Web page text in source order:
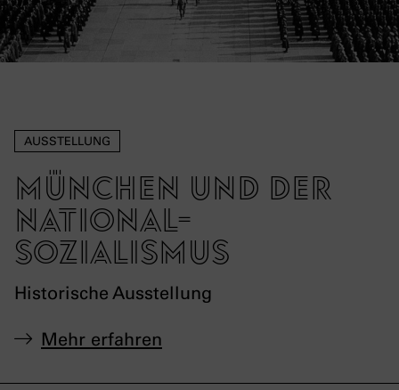
München und der
National­
sozialismus
AUSSTELLUNG
Historische Ausstellung
Mehr erfahren